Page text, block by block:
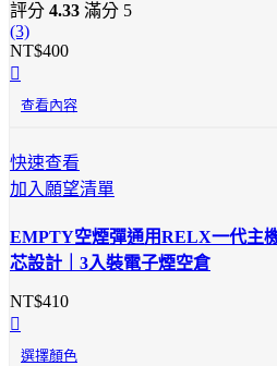
評分 4.33 滿分 5
(3)
NT$400
查看內容
快速查看
加入願望清單
EMPTY空煙彈通用RELX一代主
芯設計｜3入裝電子煙空倉
NT$410
選擇顏色